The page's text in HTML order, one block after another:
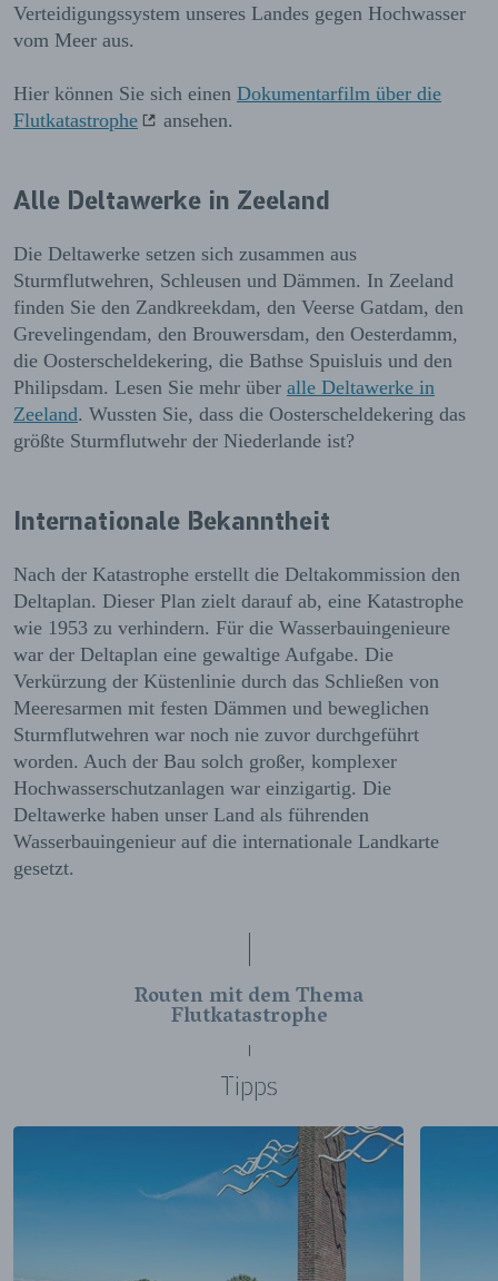
Verteidigungssystem unseres Landes gegen Hochwasser
vom Meer aus.
Hier können Sie sich einen Dokumentarfilm über die
Flutkatastrophe
ansehen.
Alle Deltawerke in Zeeland
Die Deltawerke setzen sich zusammen aus
Sturmflutwehren, Schleusen und Dämmen. In Zeeland
finden Sie den Zandkreekdam, den Veerse Gatdam, den
Grevelingendam, den Brouwersdam, den Oesterdamm,
die Oosterscheldekering, die Bathse Spuisluis und den
Philipsdam. Lesen Sie mehr über alle Deltawerke in
Zeeland. Wussten Sie, dass die Oosterscheldekering das
größte Sturmflutwehr der Niederlande ist?
Internationale Bekanntheit
Nach der Katastrophe erstellt die Deltakommission den
Deltaplan. Dieser Plan zielt darauf ab, eine Katastrophe
wie 1953 zu verhindern. Für die Wasserbauingenieure
war der Deltaplan eine gewaltige Aufgabe. Die
Verkürzung der Küstenlinie durch das Schließen von
Meeresarmen mit festen Dämmen und beweglichen
Sturmflutwehren war noch nie zuvor durchgeführt
worden. Auch der Bau solch großer, komplexer
Hochwasserschutzanlagen war einzigartig. Die
Deltawerke haben unser Land als führenden
Wasserbauingenieur auf die internationale Landkarte
gesetzt.
Routen mit dem Thema
Flutkatastrophe
Tipps